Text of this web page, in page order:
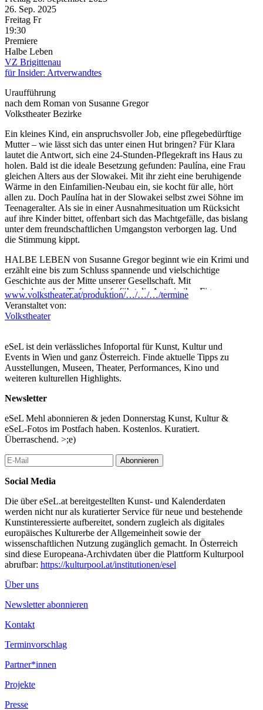
26. Sep. 2025
Freitag Fr
19:30
Premiere
Halbe Leben
VZ Brigittenau
für Insider: Artverwandtes
Uraufführung
nach dem Roman von Susanne Gregor
Volkstheater Bezirke
Ein kleines Kind, ein anspruchsvoller Job, eine pflegebedürftige
Mutter – wie lässt sich das unter einen Hut bringen? Für Klara
lautet die Antwort, sich eine 24-Stunden-Pflegekraft ins Haus zu
holen. Bald ist die ideale Besetzung gefunden: Paulína, eine Frau
gleichen Alters aus der Slowakei. Mit ihr zieht eine beruhigende
Wärme in den Einfamilien-Neubau ein, sie kocht für alle, hört
allen zu. Doch Paulína hat in der Slowakei selbst zwei Söhne im
Teenageralter. Als sie in einer Ausnahmesituation um Rücksicht
auf ihre Kinder bittet, offenbart sich das Machtgefälle, das bislang
unter dem freundschaftlichen Umgangston verborgen lag. Und
die Stimmung kippt.
HALBE LEBEN von Susanne Gregor beginnt wie ein Krimi und
erzählt eine bis zum Schluss spannende und vielschichtige
Geschichte aus der Mitte unserer Gesellschaft. Mit
psychologischer Tiefenschärfe führt die Autorin ihre Figuren an
die Abgründe unserer Wohlstandsgesellschaft heran und erlaubt
mit bösem Humor aufwühlende Einblicke in die Welt der Care-
Arbeiter:innen. Die Regisseurin Milena Mönch vermag es, in
zuzuspitzen. Mit HALBE LEBEN gibt sie ihr Debüt in
Österreich.
...Mehr lesen
www.volkstheater.at/produktion/…/…/…/termine
Veranstaltet von:
Volkstheater
eSeL ist dein verlässliches Infoportal für Kunst, Kultur und
Events in Wien und ganz Österreich. Finde aktuelle Tipps zu
Ausstellungen, Museen, Theater, Performances, Kino und
weiteren kulturellen Highlights.
Newsletter
eSeL Mehl abonnieren & jeden Donnerstag Kunst, Kultur &
eSeL-Fotos im Postfach haben. Kostenlos. Kuratiert.
Überraschend. >;e)
Abonnieren
Social Media
Die über eSeL.at bereitgestellten Kunst- und Kalenderdaten
werden nicht nur als kuratierter Service für neue und bestehende
Kunstinteressierte aufbereitet, sondern zugleich als digitales
europäisches Kulturerbe der Allgemeinheit sowie der
wissenschaftlichen Nutzung zugänglich gemacht. In Österreich
sind diese Europeana-Archivdaten über die Plattform Kulturpool
abrufbar: https://kulturpool.at/institutionen/esel
Über uns
Newsletter abonnieren
Kontakt
Terminvorschlag
Partner*innen
Projekte
Presse